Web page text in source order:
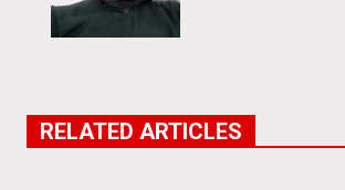
RELATED ARTICLES